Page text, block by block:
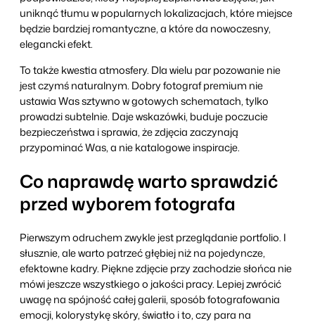
uniknąć tłumu w popularnych lokalizacjach, które miejsce
będzie bardziej romantyczne, a które da nowoczesny,
elegancki efekt.
To także kwestia atmosfery. Dla wielu par pozowanie nie
jest czymś naturalnym. Dobry fotograf premium nie
ustawia Was sztywno w gotowych schematach, tylko
prowadzi subtelnie. Daje wskazówki, buduje poczucie
bezpieczeństwa i sprawia, że zdjęcia zaczynają
przypominać Was, a nie katalogowe inspiracje.
Co naprawdę warto sprawdzić
przed wyborem fotografa
Pierwszym odruchem zwykle jest przeglądanie portfolio. I
słusznie, ale warto patrzeć głębiej niż na pojedyncze,
efektowne kadry. Piękne zdjęcie przy zachodzie słońca nie
mówi jeszcze wszystkiego o jakości pracy. Lepiej zwrócić
uwagę na spójność całej galerii, sposób fotografowania
emocji, kolorystykę skóry, światło i to, czy para na